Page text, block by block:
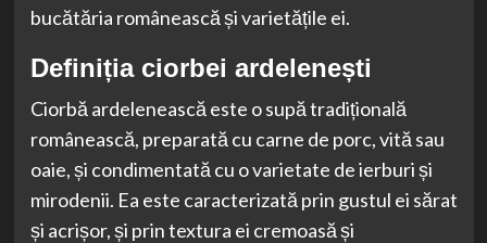
bucătăria românească și varietățile ei.
Definiția ciorbei ardelenești
Ciorbă ardelenească este o supă tradițională
românească, preparată cu carne de porc, vită sau
oaie, și condimentată cu o varietate de ierburi și
mirodenii. Ea este caracterizată prin gustul ei sărat
și acrișor, și prin textura ei cremoasă și